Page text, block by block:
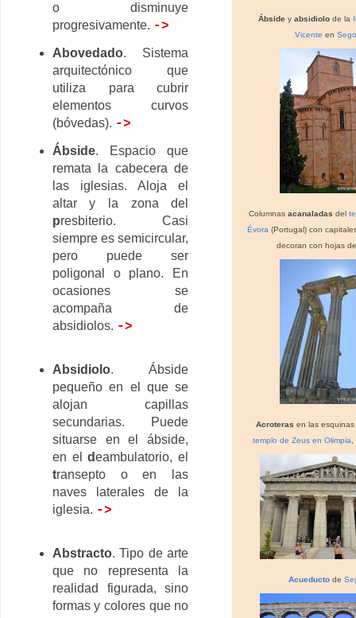
o disminuye
progresivamente. ->
Abovedado. Sistema
arquitectónico que
utiliza para cubrir
elementos curvos
(bóvedas). ->
Ábside. Espacio que
remata la cabecera de
las iglesias. Aloja el
altar y la zona del
presbiterio. Casi
siempre es semicircular,
pero puede ser
poligonal o plano. En
ocasiones se
acompaña de
absidiolos. ->
Absidiolo. Ábside
pequeño en el que se
alojan capillas
secundarias. Puede
situarse en el ábside,
en eldeambulatorio, el
transepto o en las
naves laterales de la
iglesia. ->
Abstracto. Tipo de arte
que no representa la
realidad figurada, sino
formas y colores que no
Ábside y absidiolo de la
Vicente en
Columnas acanaladas del
Évora (Portugal) con
decoran con hojas
Acroteras en las
templo de Zeus en Olimpia
Acueducto de